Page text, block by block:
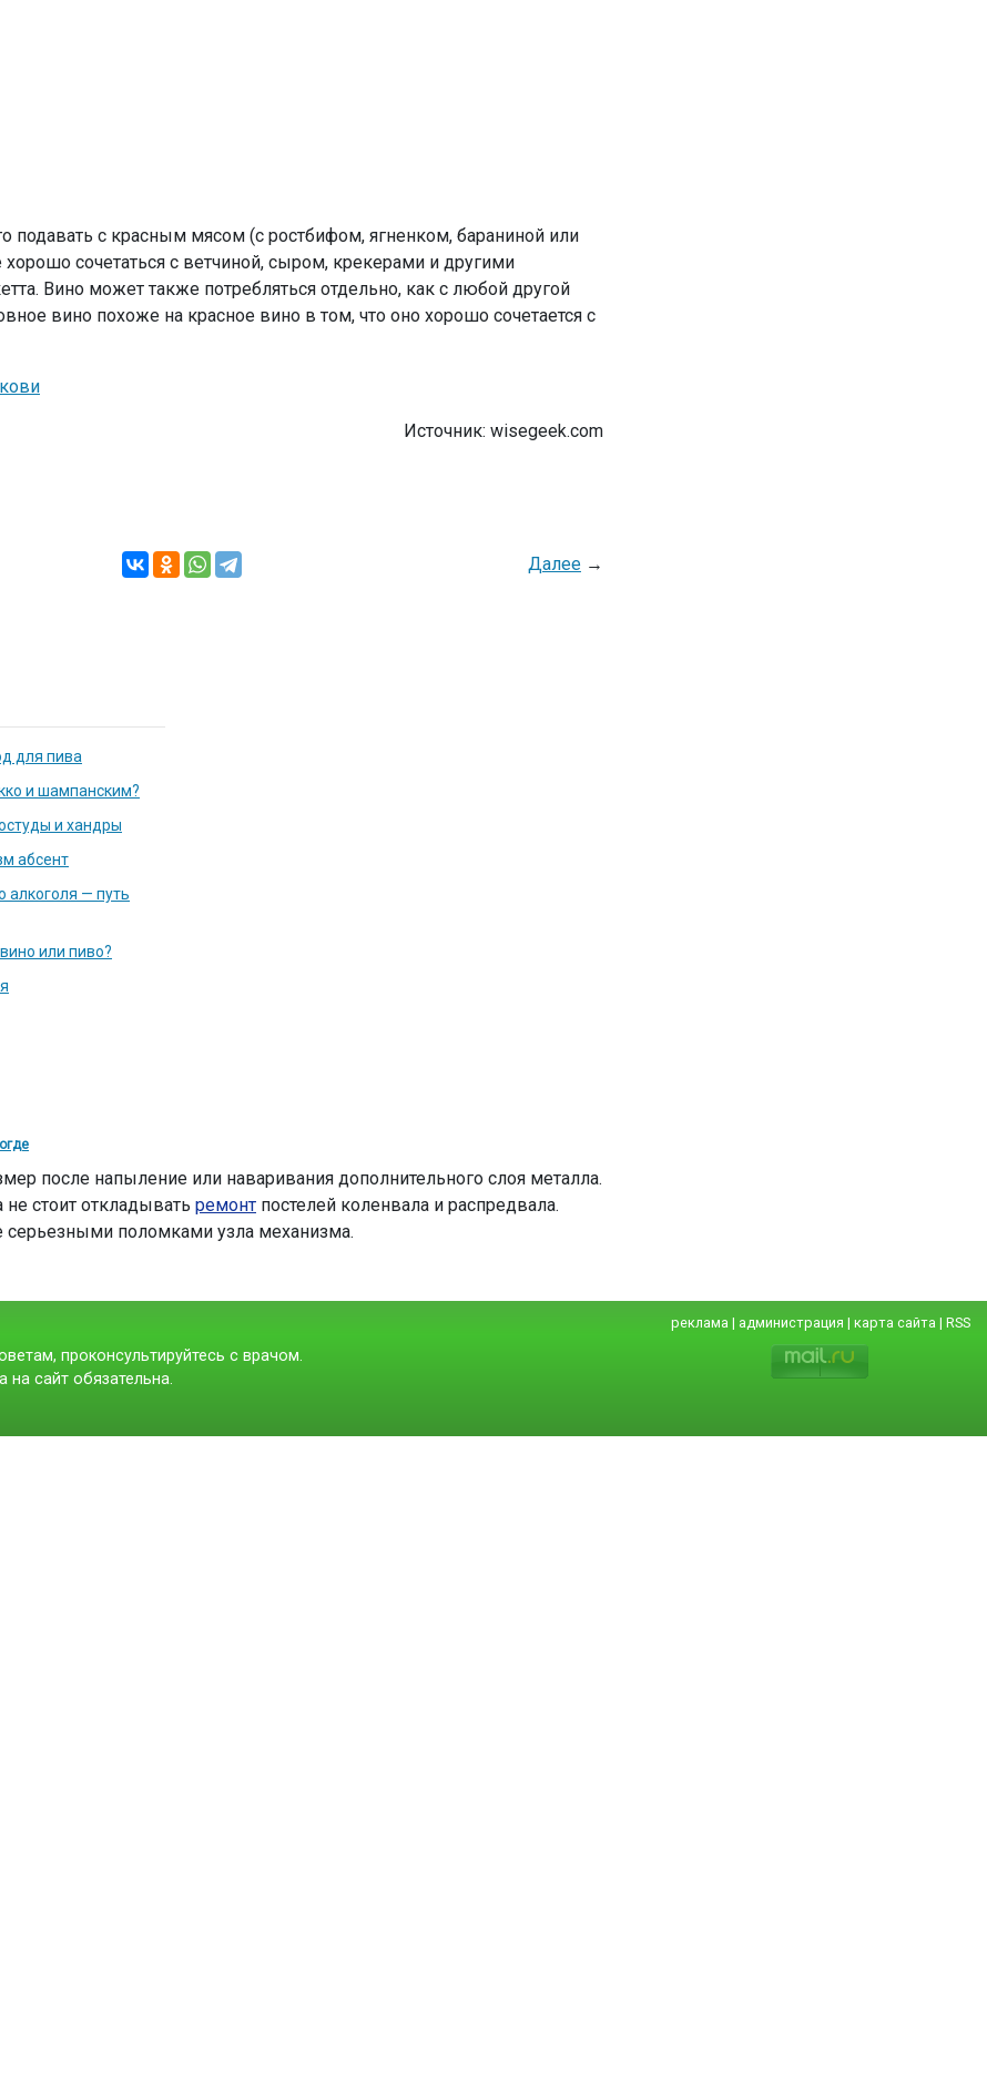
подавать с красным мясом (с ростбифом, ягненком, бараниной или
сочетаться с ветчиной, сыром, крекерами и другими
Вино может также потребляться отдельно, как с любой другой
вино похоже на красное вино в том, что оно хорошо сочетается с
Источник: wisegeek.com
Далее→
для пива
и шампанским?
и хандры
абсент
алкоголя — путь
или пиво?
после напыление или наваривания дополнительного слоя металла.
стоит откладывать ремонт постелей коленвала и распредвала.
поломками узла механизма.
реклама | администрация | карта сайта | RSS
проконсультируйтесь с врачом.
на сайт обязательна.